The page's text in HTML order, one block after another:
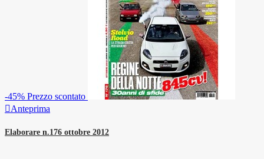
-45% Prezzo scontato
Anteprima
Elaborare n.176 ottobre 2012